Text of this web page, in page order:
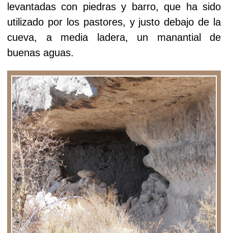
levantadas con piedras y barro, que ha sido
utilizado por los pastores, y justo debajo de la
cueva, a media ladera, un manantial de
buenas aguas.